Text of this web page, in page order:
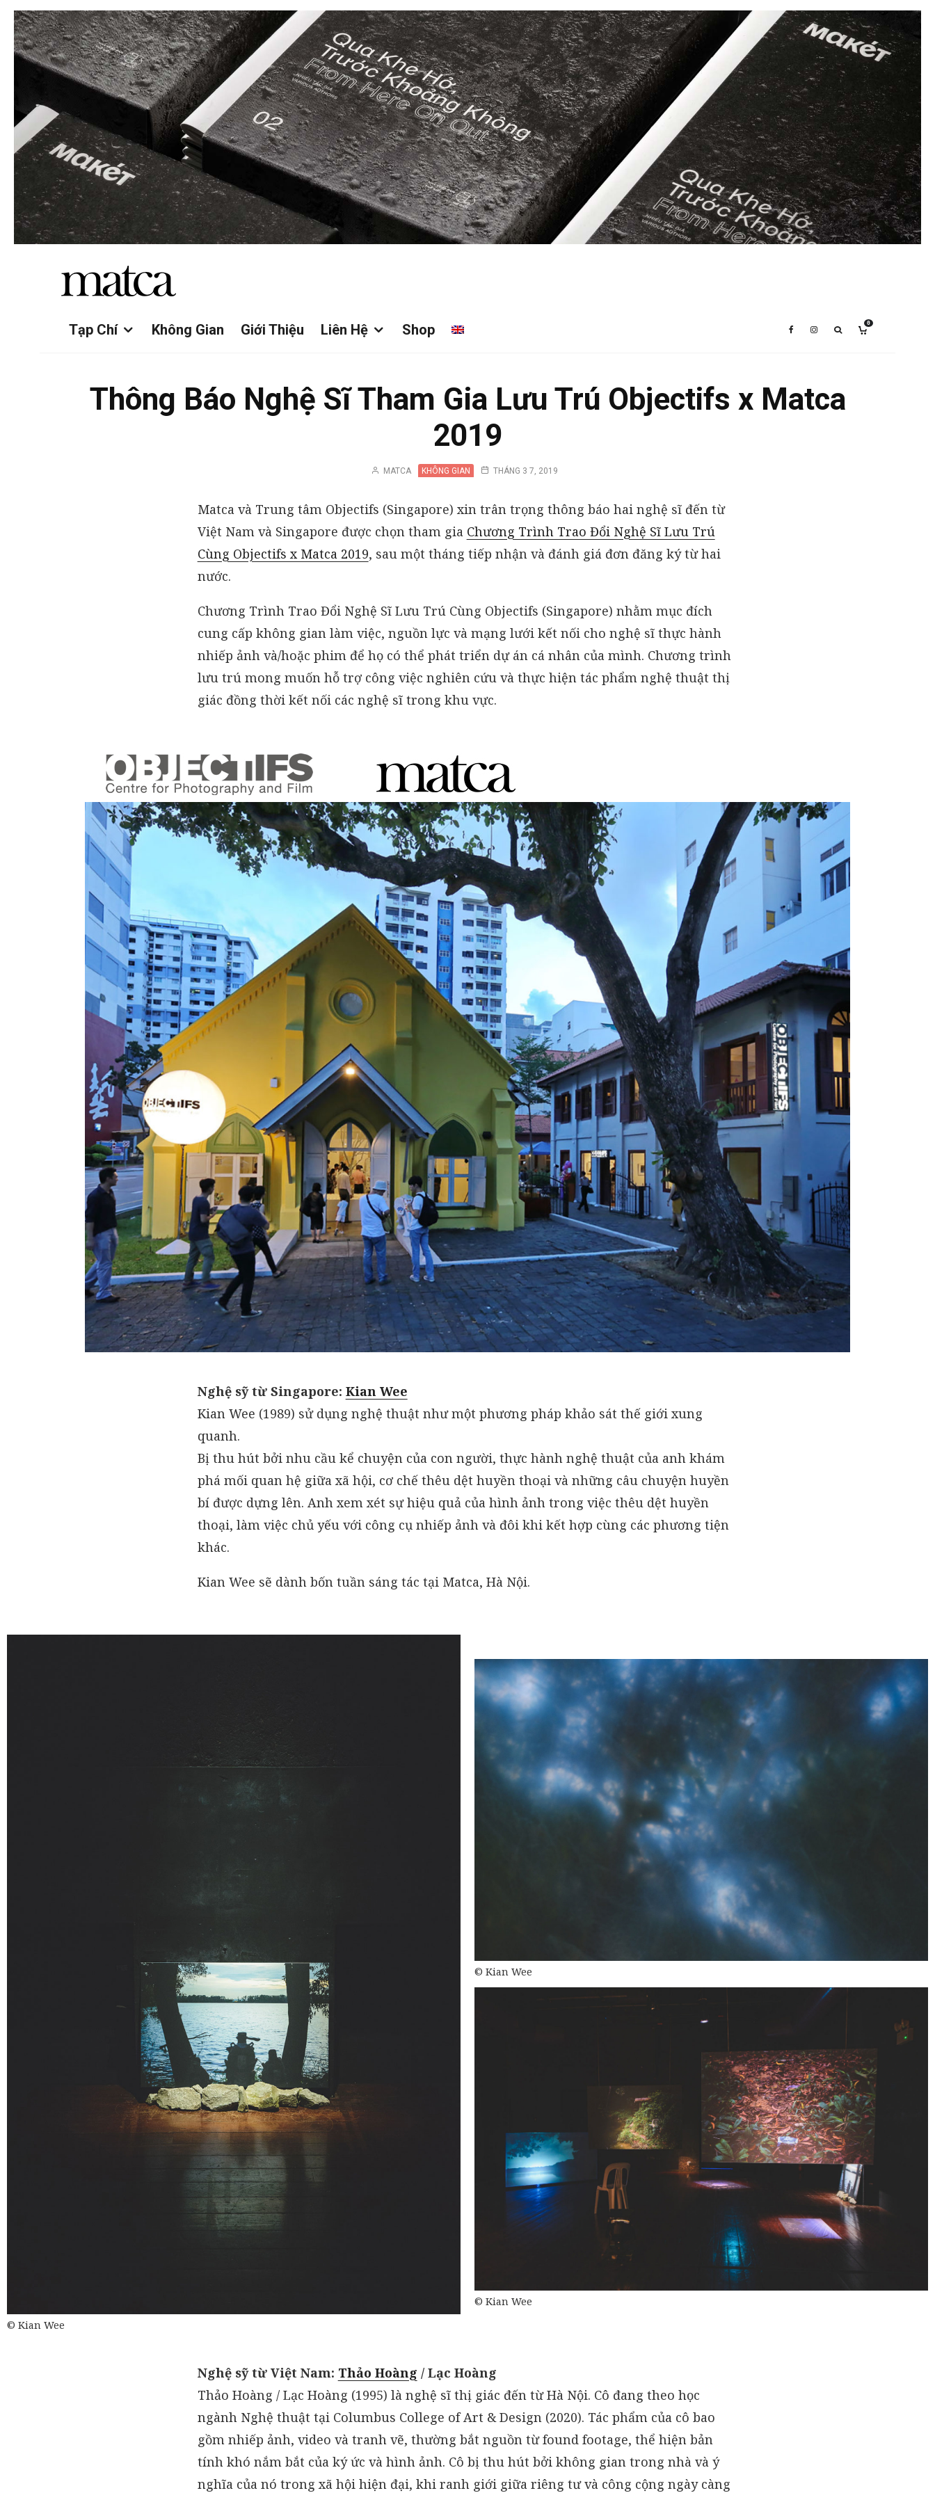
Tạp Chí Không Gian Giới Thiệu Liên Hệ Shop 0
Thông Báo Nghệ Sĩ Tham Gia Lưu Trú Objectifs x Matca
2019
MATCA KHÔNG GIAN THÁNG 3 7, 2019
Matca và Trung tâm Objectifs (Singapore) xin trân trọng thông báo hai nghệ sĩ đến từ
Việt Nam và Singapore được chọn tham gia Chương Trình Trao Đổi Nghệ Sĩ Lưu Trú
Cùng Objectifs x Matca 2019, sau một tháng tiếp nhận và đánh giá đơn đăng ký từ hai
nước.
Chương Trình Trao Đổi Nghệ Sĩ Lưu Trú Cùng Objectifs (Singapore) nhằm mục đích
cung cấp không gian làm việc, nguồn lực và mạng lưới kết nối cho nghệ sĩ thực hành
nhiếp ảnh và/hoặc phim để họ có thể phát triển dự án cá nhân của mình. Chương trình
lưu trú mong muốn hỗ trợ công việc nghiên cứu và thực hiện tác phẩm nghệ thuật thị
giác đồng thời kết nối các nghệ sĩ trong khu vực.
Nghệ sỹ từ Singapore: Kian Wee
Kian Wee (1989) sử dụng nghệ thuật như một phương pháp khảo sát thế giới xung
quanh.
Bị thu hút bởi nhu cầu kể chuyện của con người, thực hành nghệ thuật của anh khám
phá mối quan hệ giữa xã hội, cơ chế thêu dệt huyền thoại và những câu chuyện huyền
bí được dựng lên. Anh xem xét sự hiệu quả của hình ảnh trong việc thêu dệt huyền
thoại, làm việc chủ yếu với công cụ nhiếp ảnh và đôi khi kết hợp cùng các phương tiện
khác.
Kian Wee sẽ dành bốn tuần sáng tác tại Matca, Hà Nội.
© Kian Wee
© Kian Wee
© Kian Wee
Nghệ sỹ từ Việt Nam: Thảo Hoàng / Lạc Hoàng
Thảo Hoàng / Lạc Hoàng (1995) là nghệ sĩ thị giác đến từ Hà Nội. Cô đang theo học
ngành Nghệ thuật tại Columbus College of Art & Design (2020). Tác phẩm của cô bao
gồm nhiếp ảnh, video và tranh vẽ, thường bắt nguồn từ found footage, thể hiện bản
tính khó nắm bắt của ký ức và hình ảnh. Cô bị thu hút bởi không gian trong nhà và ý
nghĩa của nó trong xã hội hiện đại, khi ranh giới giữa riêng tư và công cộng ngày càng